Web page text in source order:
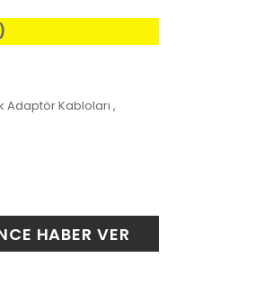
Adaptör Kabloları ,
HABER VER